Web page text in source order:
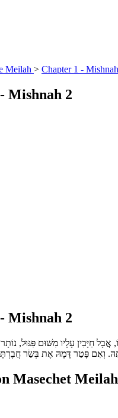
Meilah > Chapter 1 -
Mishnah 2
Mishnah 2
אֲבָל חַיָּבִין עָלָיו מִשּׁוּם
וְאִם פָּטַר דָּמָהּ אֶת בְּשַׂר
Masechet